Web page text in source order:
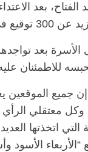
الفتاح، بعد
خلال ساعات.
الأسرة بعد
للاطمئنان
إن جميع
وكل معتقلي
التي اتخذتها
“الأربعاء الأسود